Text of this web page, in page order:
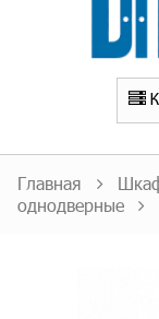
Главная
однодверные